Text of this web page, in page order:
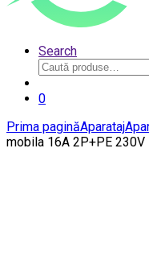
Search
Caută
după:
0
Prima paginăAparataj
mobila 16A 2P+PE